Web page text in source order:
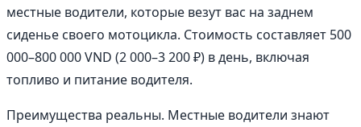
местные водители, которые везут вас на заднем
сиденье своего мотоцикла. Стоимость составляет 500
000–800 000 VND (2 000–3 200 ₽) в день, включая
топливо и питание водителя.
Преимущества реальны. Местные водители знают